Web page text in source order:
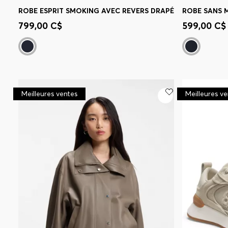
Achat rapide
taille)
ROBE ESPRIT SMOKING AVEC REVERS DRAPÉ
799,00 C$ Achat
taille)
599,00 C$
Meilleures ventes Meilleures